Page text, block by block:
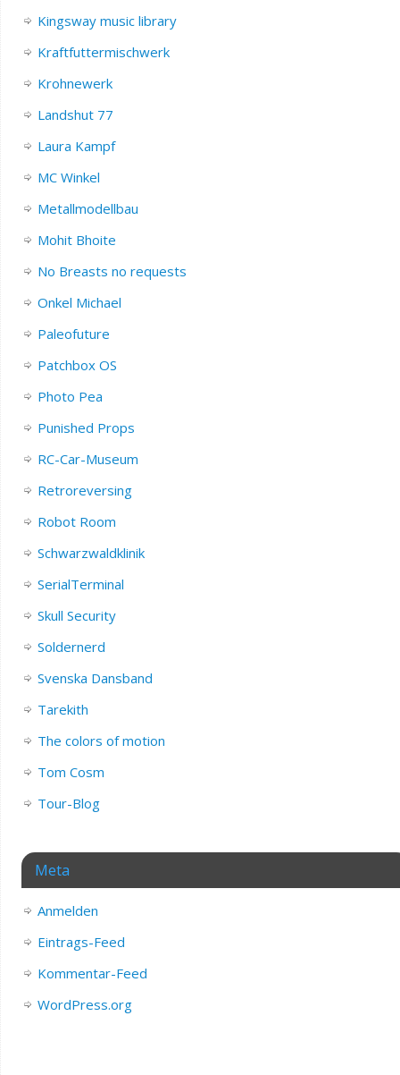
Kingsway music library
Kraftfuttermischwerk
Krohnewerk
Landshut 77
Laura Kampf
MC Winkel
Metallmodellbau
Mohit Bhoite
No Breasts no requests
Onkel Michael
Paleofuture
Patchbox OS
Photo Pea
Punished Props
RC-Car-Museum
Retroreversing
Robot Room
Schwarzwaldklinik
SerialTerminal
Skull Security
Soldernerd
Svenska Dansband
Tarekith
The colors of motion
Tom Cosm
Tour-Blog
Meta
Anmelden
Eintrags-Feed
Kommentar-Feed
WordPress.org